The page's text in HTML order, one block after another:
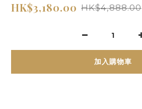
HK$3,180.00 HK$4,888.00
加入購物車